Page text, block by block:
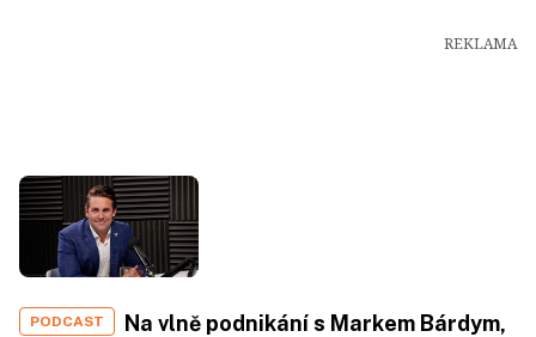
PODCAST
Na vlně podnikání s Markem Bárdym,